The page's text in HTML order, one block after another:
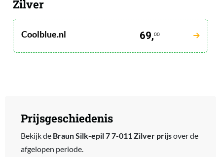
Zilver
Coolblue.nl 69,00
Prijsgeschiedenis
Bekijk de Braun Silk-epil 7 7-011 Zilver prijsover de
afgelopen periode.